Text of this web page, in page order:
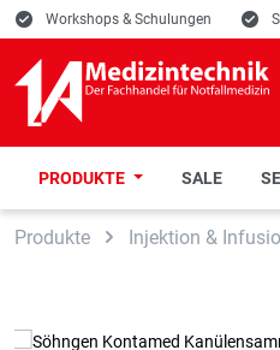
Zur Suche springen
Zur Hauptnavigation springen
E Workshops & Schulungen E
PRODUKTE SALE
Produkte Injektion &